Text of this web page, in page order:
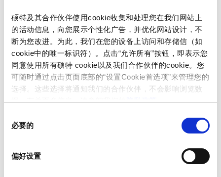
硕特及其合作伙伴使用cookie收集和处理您在我们网站上
的活动信息，向您展示个性化广告，并优化网站设计，不
断为您改进。为此，我们在您的设备上访问和存储信（如
cookie中的唯一标识符）。点击“允许所有”按钮，即表示您
同意使用所有硕特 cookie以及我们合作伙伴的cookie。您
可随时通过点击页面底部的“设置Cookie首选项”来管理您的
选择。这些选择将通知我们的合作伙伴，不会影响浏览数
据。有关更多信息，请参阅我们的隐私政策。
必要的
偏好设置
电话号码
留言*